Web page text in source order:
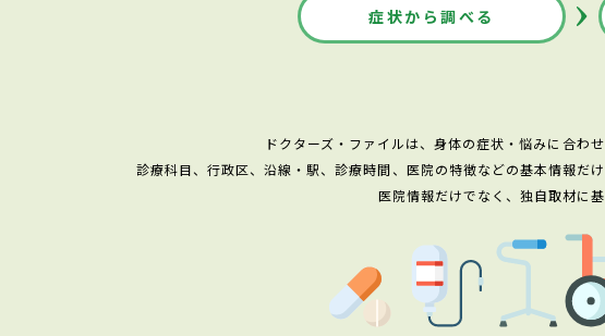
症状から調べる
ドクターズ・ファイルは、身体の症状・悩みに合わ
診療科目、行政区、沿線・駅、診療時間、医院の特徴などの基本情報だ
医院情報だけでなく、独自取材に